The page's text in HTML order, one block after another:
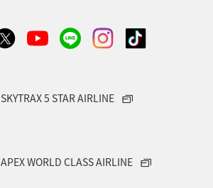
SKYTRAX 5 STAR AIRLINE
APEX WORLD CLASS AIRLINE